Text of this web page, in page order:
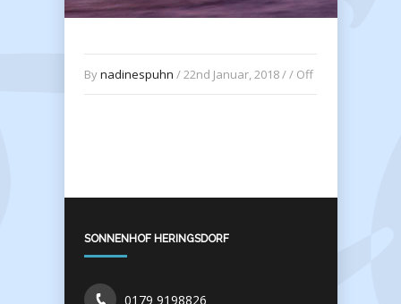
Bynadinespuhn / 22nd Januar, 2018 / / Off
SONNENHOF HERINGSDORF
0179 9198826